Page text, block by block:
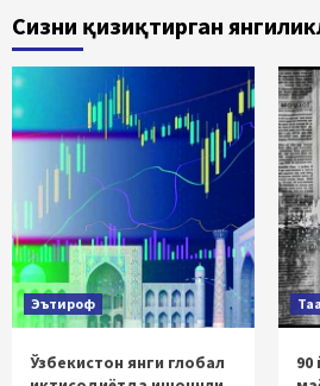
Сизни қизиқтирган
Эътироф
Ўзбекистон янги глобал
90